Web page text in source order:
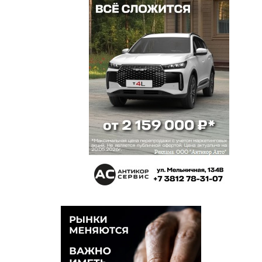
такие чтоб что-то решать в Омске? Буржуи сидят
и зарабатывают на нас! Сейчас не 11 век, кто эти
12 января 2024 в 18:36:
Молодцы! Зато в Тюмени все дорогие билеты на
её раскупили!!! Наверное с той же вечеринки
«патриоты»
12 января 2024 в 18:36:
Вот ведь незадача, как раз на это время
запланировано собрание любителей пива с
Нам не следует поддерживать из скудного обл
бюджета сомнительных исполнителей,
выступающих с анти- русских позиций и не
служащих образцами морали